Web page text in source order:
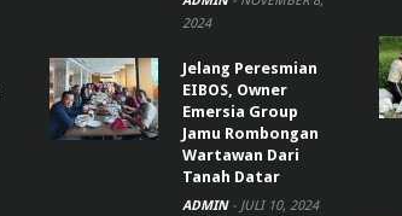
2024
Jelang Peresmian
EIBOS, Owner
Emersia Group
Jamu Rombongan
Wartawan Dari
Tanah Datar
ADMIN - JULI 10, 2024